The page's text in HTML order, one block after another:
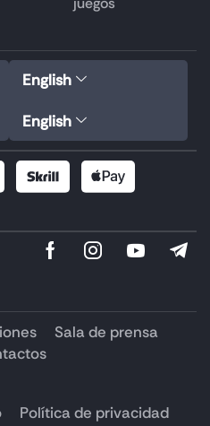
English
English
Sala de prensa
Política de privacidad